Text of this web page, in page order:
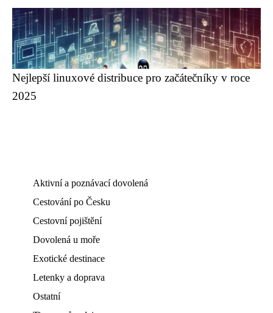
Nejlepší linuxové distribuce pro začátečníky v roce
2025
Aktivní a poznávací dovolená
Cestování po Česku
Cestovní pojištění
Dovolená u moře
Exotické destinace
Letenky a doprava
Ostatní